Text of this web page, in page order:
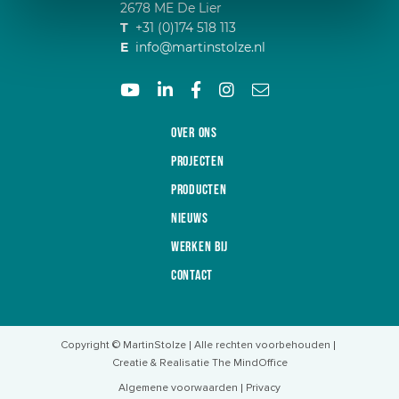
2678 ME De Lier
T+31 (0)174 518 113
Einfo@martinstolze.nl
Over ons
Projecten
Producten
Nieuws
Werken bij
Contact
Copyright © MartinStolze Alle rechten voorbehouden
Creatie & Realisatie The MindOffice
Algemene voorwaarden
Privacy